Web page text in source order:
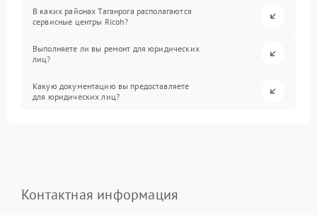
В каких районах Таганрога располагаются
сервисные центры Ricoh?
Выполняете ли вы ремонт для юридических
лиц?
Какую документацию вы предоставляете
для юридических лиц?
Контактная информация